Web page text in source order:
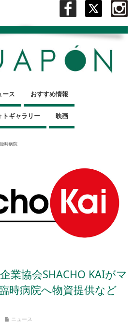
ース おすすめ情報
トギャラリー 映画
時病院
業協会SHACHO KAIがマ
時病院へ物資提供など
ニュース